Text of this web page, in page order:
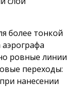
более тонкой
ровные линии
переходы:
нанесении